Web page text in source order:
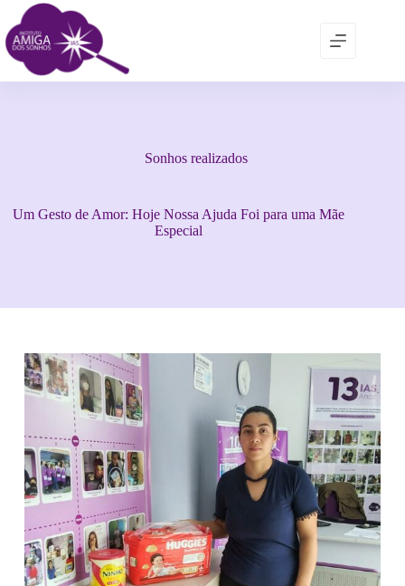
Sonhos realizados
Um Gesto de Amor: Hoje Nossa Ajuda Foi para uma Mãe
Especial